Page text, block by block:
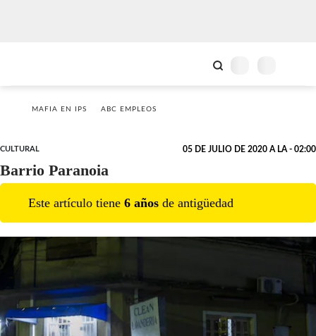
MAFIA EN IPS ABC EMPLEOS
CULTURAL 05 DE JULIO DE 2020 A LA - 02:00
Barrio Paranoia
Este artículo tiene 6 años de antigüedad